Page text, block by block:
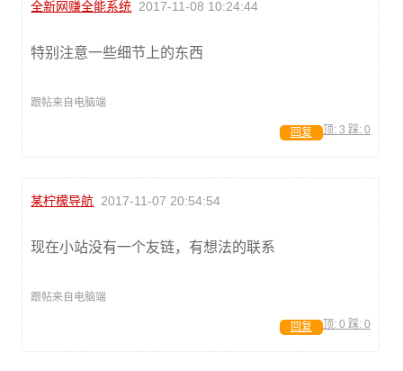
全新网赚全能系统 2017-11-08 10:24:44
特别注意一些细节上的东西
跟帖来自电脑端
顶: 3 踩: 0
回复
某柠檬导航 2017-11-07 20:54:54
现在小站没有一个友链，有想法的联系
跟帖来自电脑端
顶: 0 踩: 0
回复